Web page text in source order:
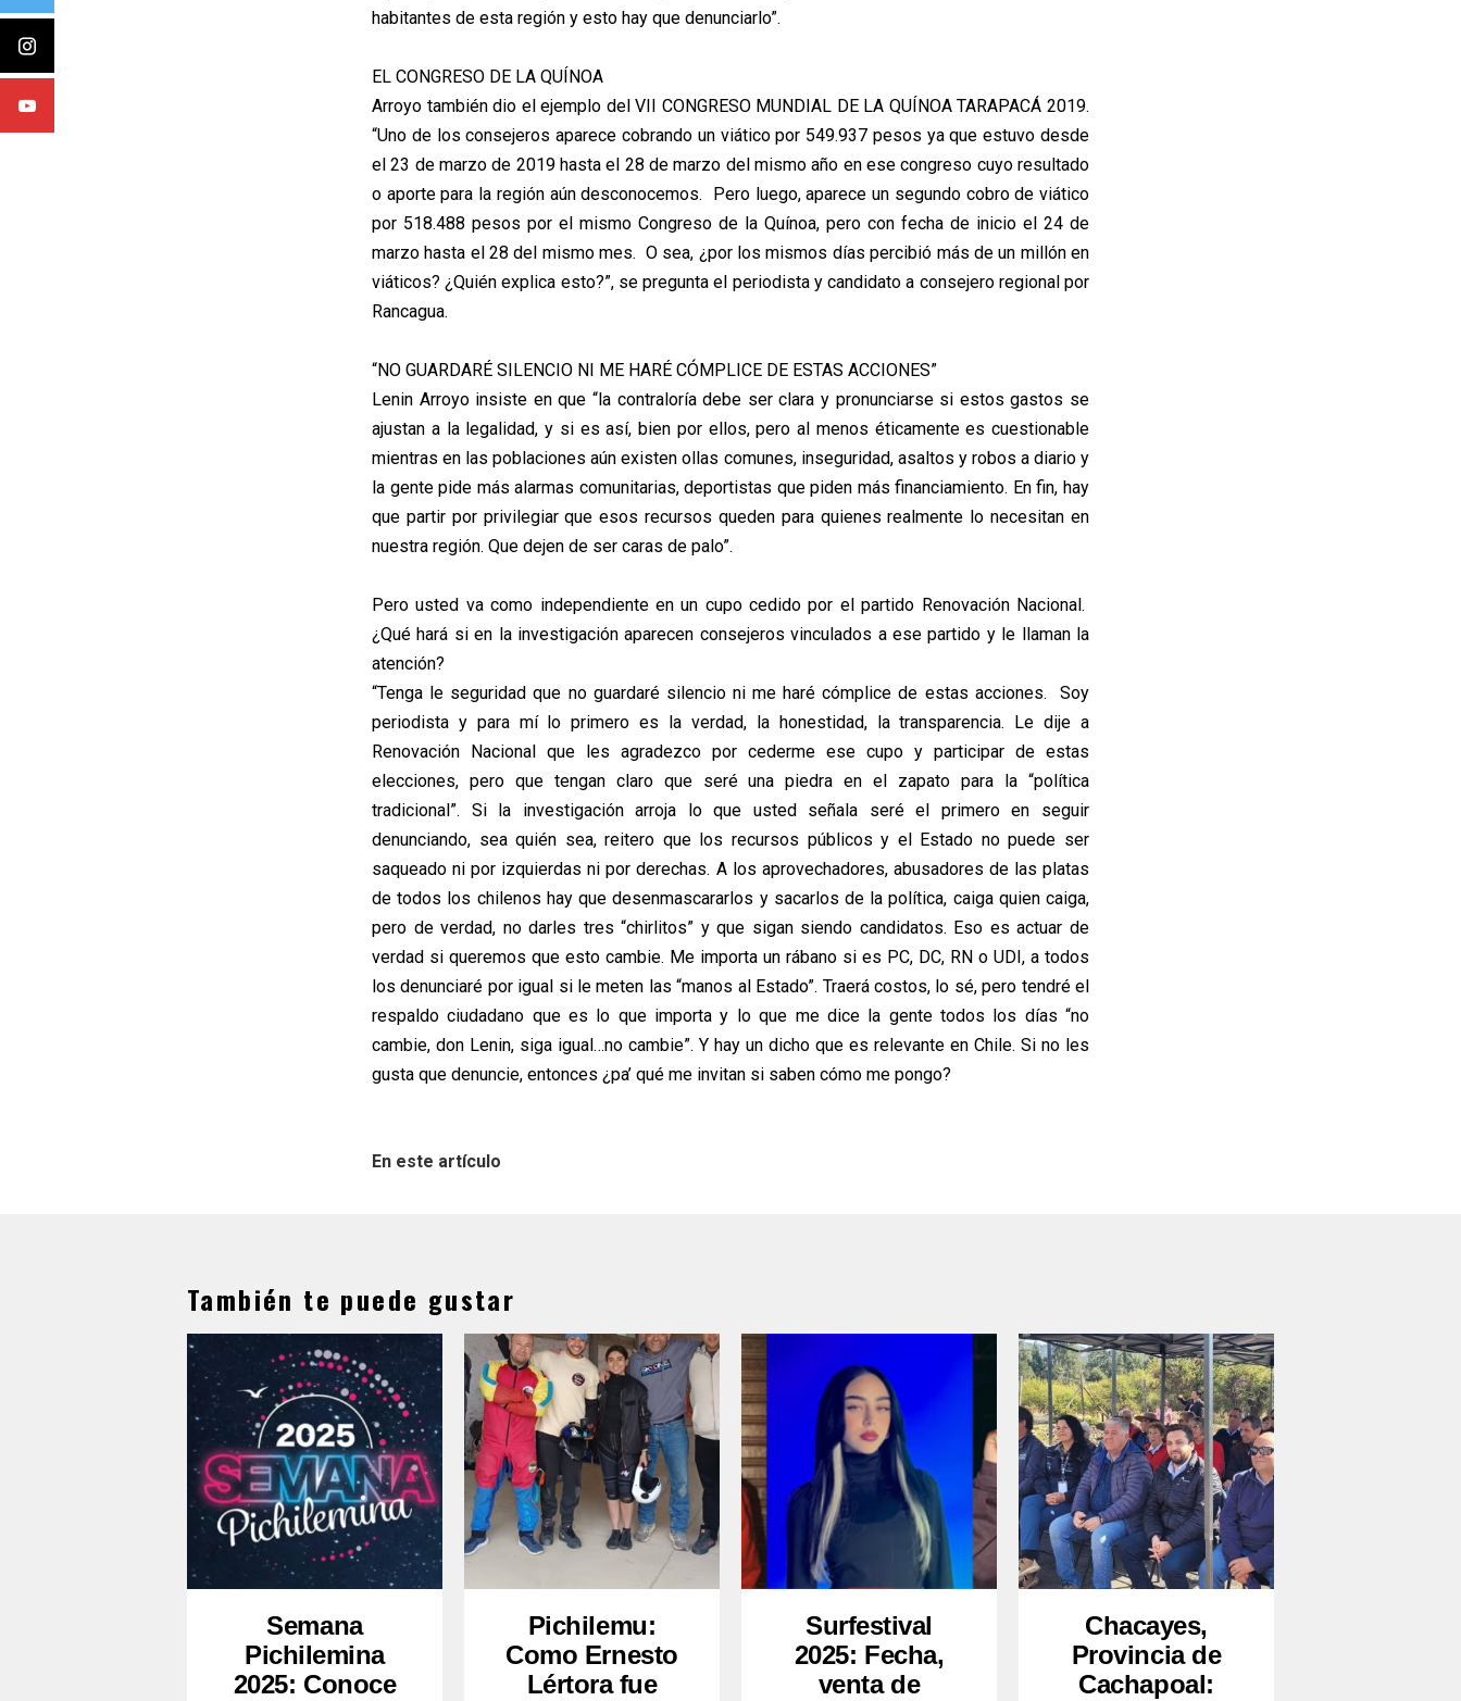
habitantes de esta región y esto hay que denunciarlo”.
EL CONGRESO DE LA QUÍNOA
Arroyo también dio el ejemplo del VII CONGRESO MUNDIAL DE LA QUÍNOA TARAPACÁ 2019.
“Uno de los consejeros aparece cobrando un viático por 549.937 pesos ya que estuvo desde
el 23 de marzo de 2019 hasta el 28 de marzo del mismo año en ese congreso cuyo resultado
o aporte para la región aún desconocemos. Pero luego, aparece un segundo cobro de viático
por 518.488 pesos por el mismo Congreso de la Quínoa, pero con fecha de inicio el 24 de
marzo hasta el 28 del mismo mes. O sea, ¿por los mismos días percibió más de un millón en
viáticos? ¿Quién explica esto?”, se pregunta el periodista y candidato a consejero regional por
Rancagua.
“NO GUARDARÉ SILENCIO NI ME HARÉ CÓMPLICE DE ESTAS ACCIONES”
Lenin Arroyo insiste en que “la contraloría debe ser clara y pronunciarse si estos gastos se
ajustan a la legalidad, y si es así, bien por ellos, pero al menos éticamente es cuestionable
mientras en las poblaciones aún existen ollas comunes, inseguridad, asaltos y robos a diario y
la gente pide más alarmas comunitarias, deportistas que piden más financiamiento. En fin, hay
que partir por privilegiar que esos recursos queden para quienes realmente lo necesitan en
nuestra región. Que dejen de ser caras de palo”.
Pero usted va como independiente en un cupo cedido por el partido Renovación Nacional.
¿Qué hará si en la investigación aparecen consejeros vinculados a ese partido y le llaman la
atención?
“Tenga le seguridad que no guardaré silencio ni me haré cómplice de estas acciones. Soy
periodista y para mí lo primero es la verdad, la honestidad, la transparencia. Le dije a
Renovación Nacional que les agradezco por cederme ese cupo y participar de estas
elecciones, pero que tengan claro que seré una piedra en el zapato para la “política
tradicional”. Si la investigación arroja lo que usted señala seré el primero en seguir
denunciando, sea quién sea, reitero que los recursos públicos y el Estado no puede ser
saqueado ni por izquierdas ni por derechas. A los aprovechadores, abusadores de las platas
de todos los chilenos hay que desenmascararlos y sacarlos de la política, caiga quien caiga,
pero de verdad, no darles tres “chirlitos” y que sigan siendo candidatos. Eso es actuar de
verdad si queremos que esto cambie. Me importa un rábano si es PC, DC, RN o UDI, a todos
los denunciaré por igual si le meten las “manos al Estado”. Traerá costos, lo sé, pero tendré el
respaldo ciudadano que es lo que importa y lo que me dice la gente todos los días “no
cambie, don Lenin, siga igual…no cambie”. Y hay un dicho que es relevante en Chile. Si no les
gusta que denuncie, entonces ¿pa’ qué me invitan si saben cómo me pongo?
En este artículo
También te puede gustar
Semana
Pichilemina
2025: Conoce
Pichilemu:
Como Ernesto
Lértora fue
Surfestival
2025: Fecha,
venta de
Chacayes,
Provincia de
Cachapoal: